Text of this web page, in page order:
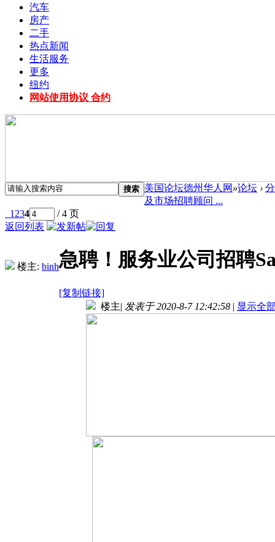
汽车
房产
二手
热点新闻
生活服务
更多
纽约
网站使用协议 合约
搜索 美国论坛德州华人网 »论坛 ›
及市场招聘顾问 ...
1 234
/ 4 页
返回列表
楼主: binh急聘！服务业公司招聘
[复制链接]
楼主| 发表于 2020-8-7 12:42:58 | 显示全